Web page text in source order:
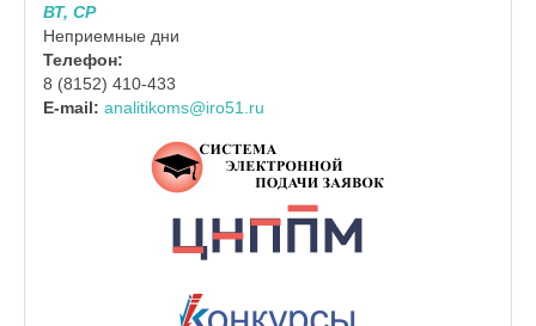
ВТ, СР
Неприемные дни
Телефон:
8 (8152) 410-433
E-mail: analitikoms@iro51.ru